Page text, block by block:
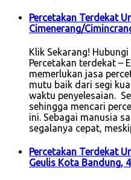
Percetakan Terdekat
Cimenerang/
Klik Sekarang!
Percetakan terdekat –
memerlukan jasa
mutu baik dari segi
waktu penyelesaian.
sehingga mencari
ini. Sebagai manusia
segalanya cepat,
Percetakan Terdekat
Geulis Kota Bandung,